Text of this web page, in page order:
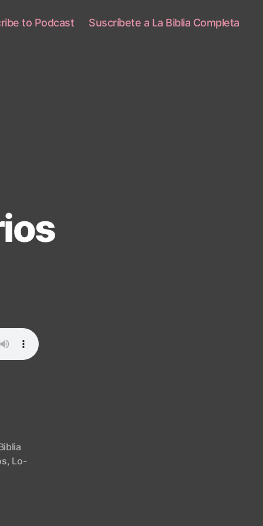
to Podcast Suscríbete a La Biblia Completa
, Lo-